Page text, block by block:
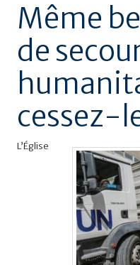
Même
de
cessez-
L’Église